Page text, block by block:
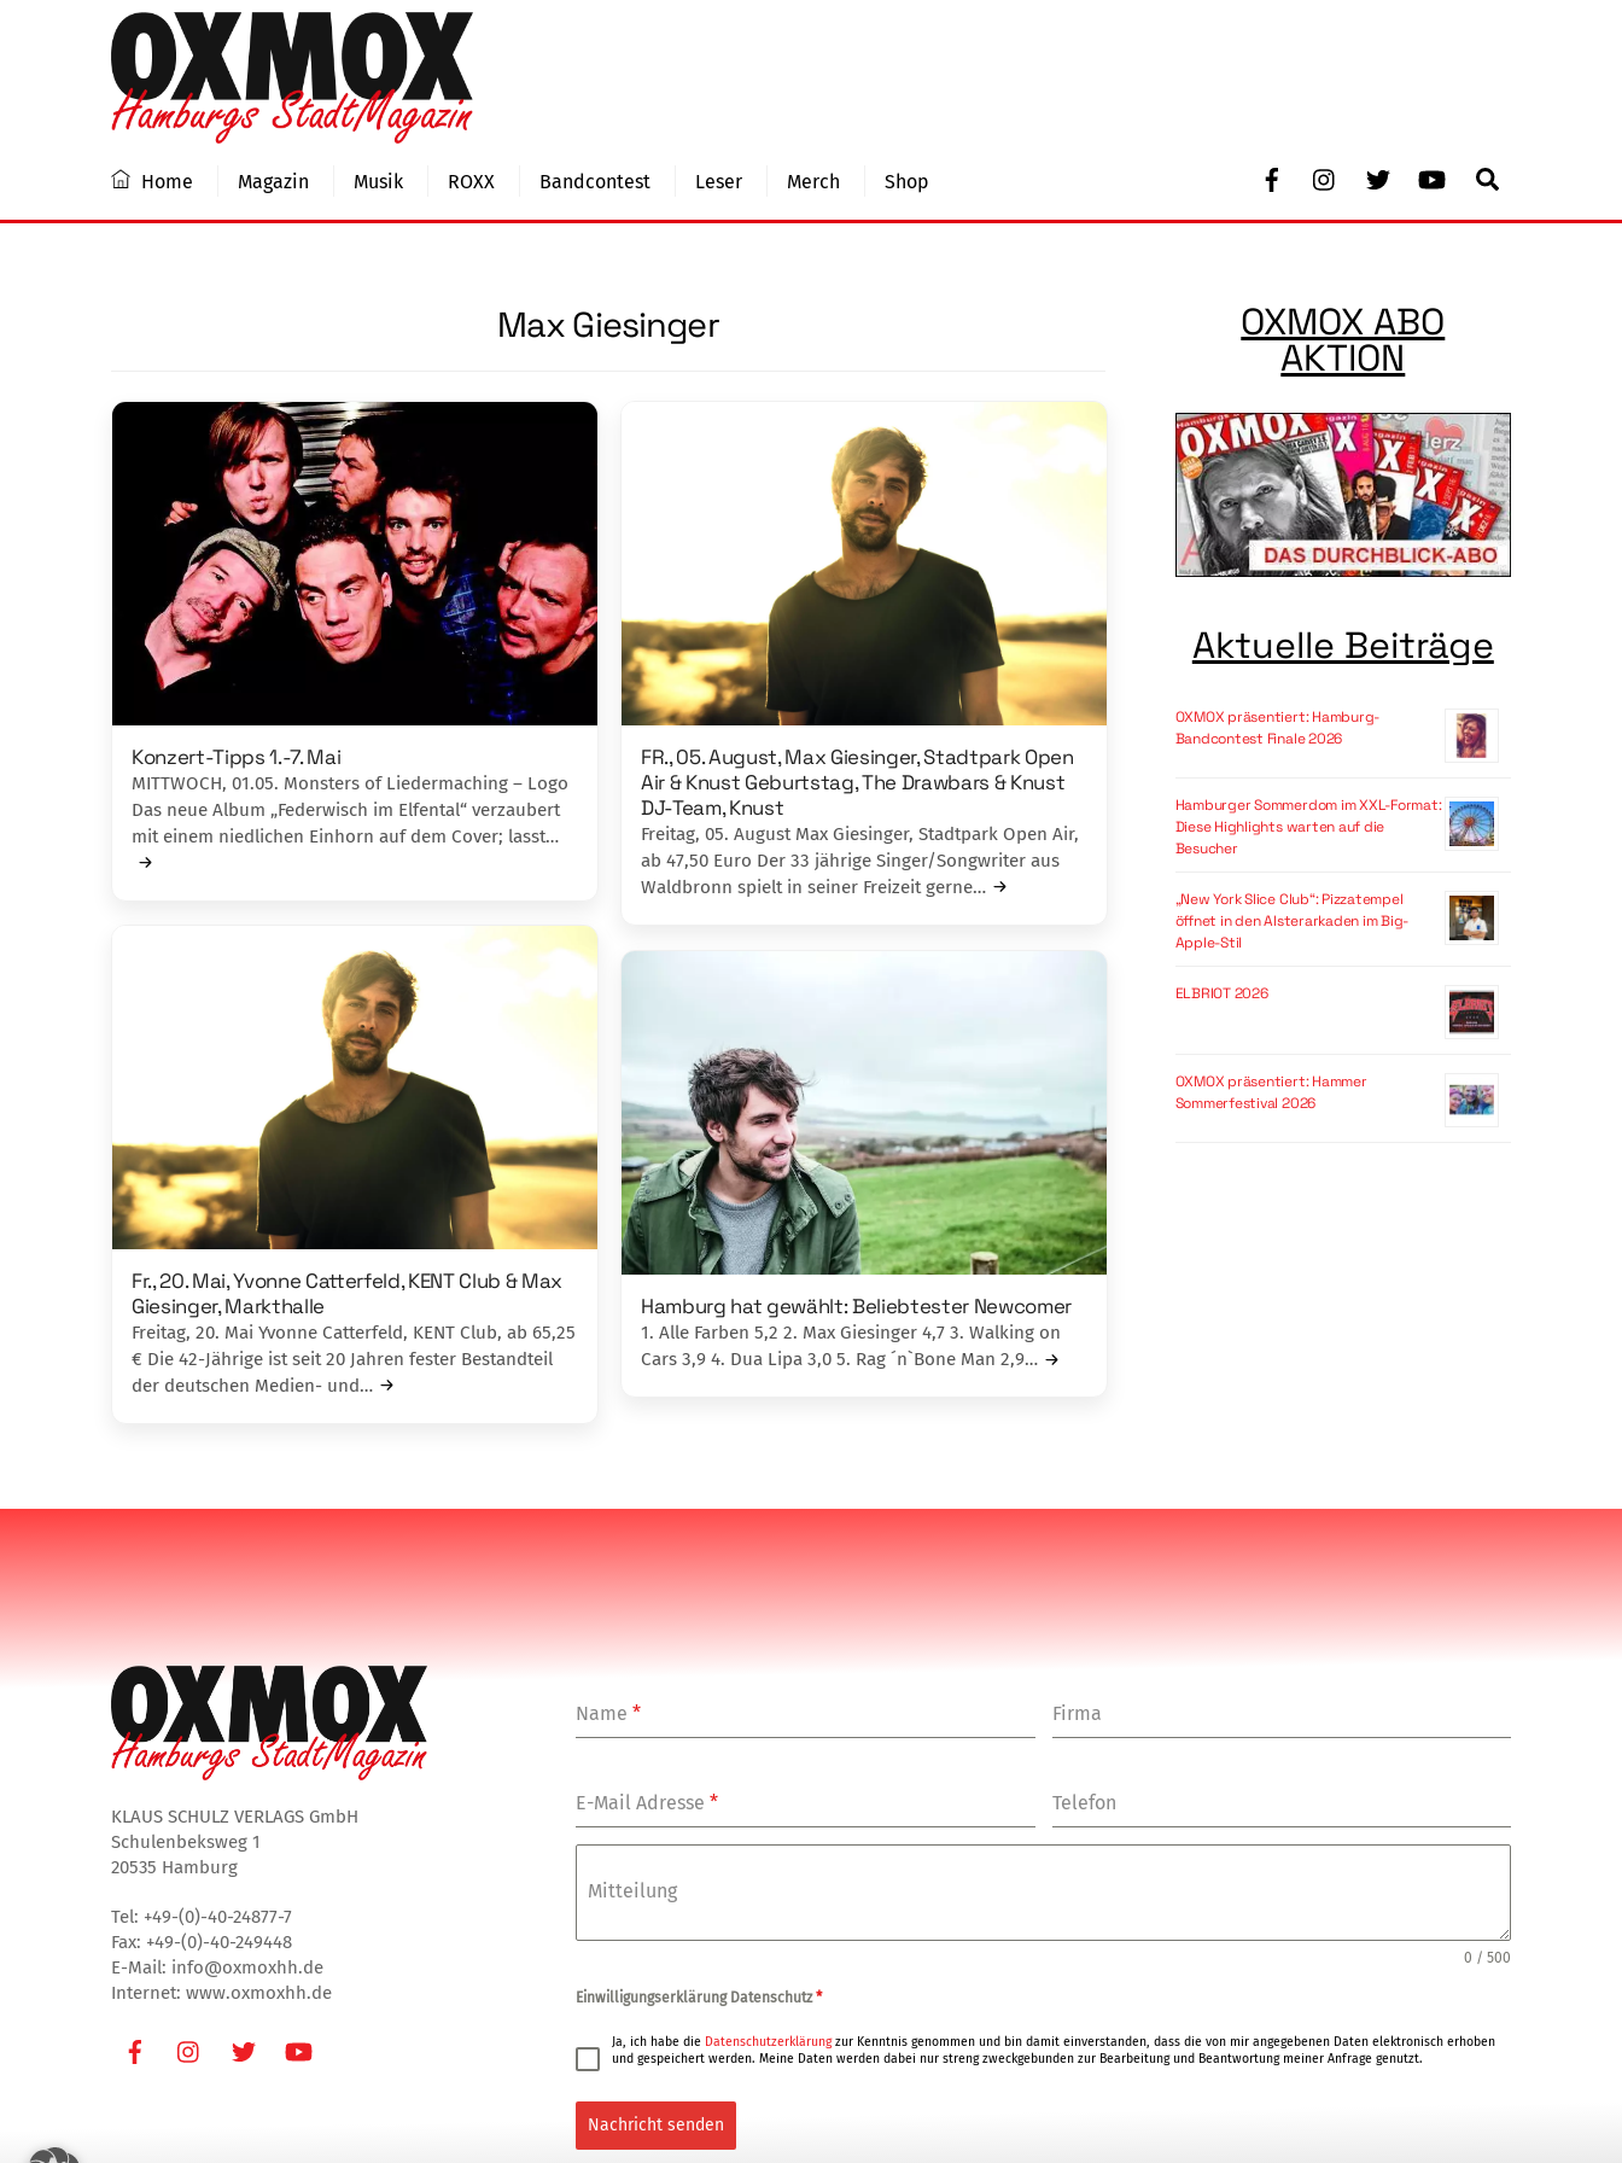
Facebook Youtube
Home Magazin Musik ROXX Bandcontest Leser Merch Shop
Max Giesinger
Konzert-Tipps 1.-7. Mai
MITTWOCH, 01.05. Monsters of Liedermaching – Logo
Das neue Album „Federwisch im Elfental“ verzaubert
mit einem niedlichen Einhorn auf dem Cover; lasst…
FR., 05. August, Max Giesinger, Stadtpark Open
Air & Knust Geburtstag, The Drawbars & Knust
DJ-Team, Knust
Freitag, 05. August Max Giesinger, Stadtpark Open Air,
ab 47,50 Euro Der 33 jährige Singer/Songwriter aus
Waldbronn spielt in seiner Freizeit gerne…
Fr., 20. Mai, Yvonne Catterfeld, KENT Club & Max
Giesinger, Markthalle
Freitag, 20. Mai Yvonne Catterfeld, KENT Club, ab 65,25
€ Die 42-Jährige ist seit 20 Jahren fester Bestandteil
der deutschen Medien- und…
Hamburg hat gewählt: Beliebtester Newcomer
1. Alle Farben 5,2 2. Max Giesinger 4,7 3. Walking on
Cars 3,9 4. Dua Lipa 3,0 5. Rag ´n`Bone Man 2,9…
OXMOX ABO
AKTION
Aktuelle Beiträge
OXMOX präsentiert: Hamburg-
Bandcontest Finale 2026
Hamburger Sommerdom im XXL-Format:
Diese Highlights warten auf die
Besucher
„New York Slice Club“: Pizzatempel
öffnet in den Alsterarkaden im Big-
Apple-Stil
ELBRIOT 2026
OXMOX präsentiert: Hammer
Sommerfestival 2026
KLAUS SCHULZ VERLAGS GmbH
Schulenbeksweg 1
20535 Hamburg
Tel: +49-(0)-40-24877-7
Fax: +49-(0)-40-249448
E-Mail: info@oxmoxhh.de
Internet: www.oxmoxhh.de
FacebookInstagramTwitter
Name* Firma
E-Mail Adresse* Telefon
Mitteilung
0 / 500
Einwilligungserklärung Datenschutz*
Ja, ich habe die Datenschutzerklärungzur Kenntnis genommen und bin damit einverstanden, dass die von mir angegebenen Daten elektronisch erhoben
und gespeichert werden. Meine Daten werden dabei nur streng zweckgebunden zur Bearbeitung und Beantwortung meiner Anfrage genutzt.
Nachricht senden